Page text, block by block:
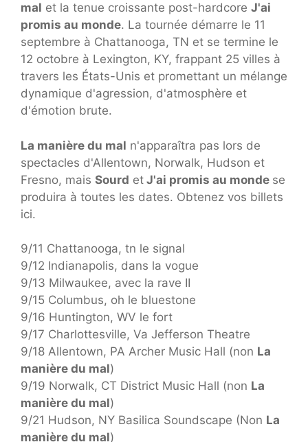
mal et la tenue croissante post-hardcore J'ai
promis au monde. La tournée démarre le 11
septembre à Chattanooga, TN et se termine le
12 octobre à Lexington, KY, frappant 25 villes à
travers les États-Unis et promettant un mélange
dynamique d'agression, d'atmosphère et
d'émotion brute.
La manière du mal n'apparaîtra pas lors de
spectacles d'Allentown, Norwalk, Hudson et
Fresno, mais Sourd et J'ai promis au monde se
produira à toutes les dates. Obtenez vos billets
ici.
9/11 Chattanooga, tn le signal
9/12 Indianapolis, dans la vogue
9/13 Milwaukee, avec la rave II
9/15 Columbus, oh le bluestone
9/16 Huntington, WV le fort
9/17 Charlottesville, Va Jefferson Theatre
9/18 Allentown, PA Archer Music Hall (non La
manière du mal)
9/19 Norwalk, CT District Music Hall (non La
manière du mal)
9/21 Hudson, NY Basilica Soundscape (Non La
manière du mal)